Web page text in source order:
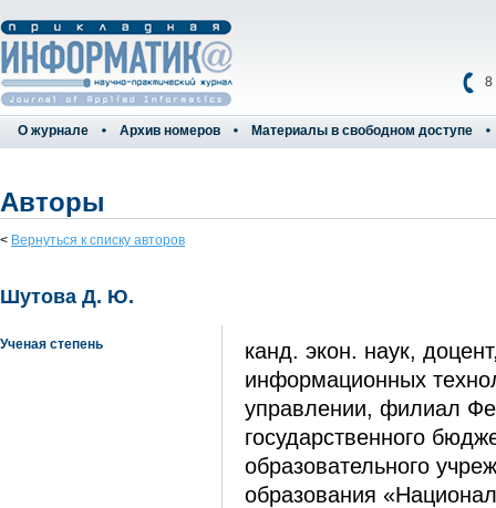
8
О журнале Архив номеров Материалы в свободном доступе
Авторы
< Вернуться к списку авторов
Шутова Д. Ю.
Ученая степень
канд. экон. наук,
информационных
управлении, филиал
государственного
образовательного
образования